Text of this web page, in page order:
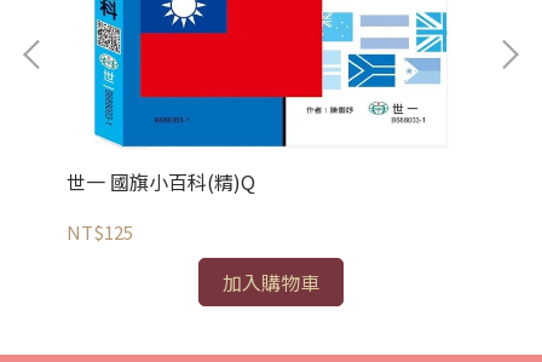
世一 國旗小百科(精)Q
NT$125
加入購物車